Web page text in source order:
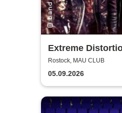
Extreme
XV
Rostock, MAU CLUB
05.09.2026